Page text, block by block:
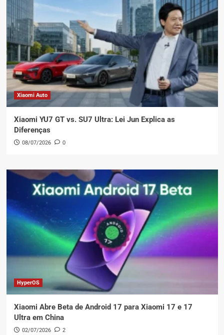
Xiaomi Auto
Xiaomi YU7 GT vs. SU7 Ultra: Lei Jun Explica as
Diferenças
08/07/2026 0
HyperOS
Xiaomi Abre Beta de Android 17 para Xiaomi 17 e 17
Ultra em China
02/07/2026 2